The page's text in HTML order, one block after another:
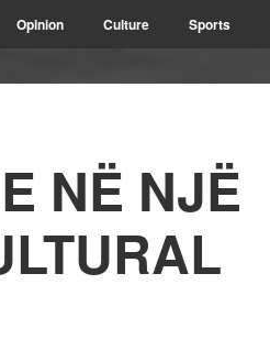
Opinion Culture Sports
NË NJË